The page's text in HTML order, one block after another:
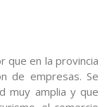
que en la provincia
de empresas. Se
muy amplia y que